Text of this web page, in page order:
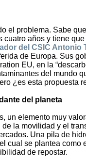
el problema. Sabe
años y tiene
del CSIC Antonio
de Europa. Sus
EU, en la
del mundo
¿es esta propuesta
del planeta
un elemento muy
la movilidad y el
Una pila de
cual se plantea
de repostar.